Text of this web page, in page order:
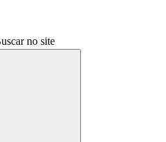
no site